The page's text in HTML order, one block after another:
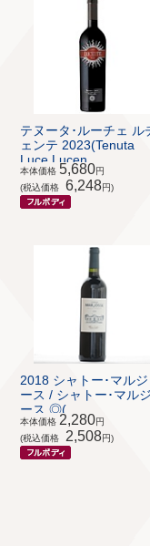
テヌータ･ルーチェ ル
ェンテ 2023(Tenuta
Luce Lucen...
本体価格 5,680円
(税込価格
6,248円)
2018 シャトー･マル
ース / シャトー･マル
ース ◎(...
本体価格 2,280円
(税込価格
2,508円)